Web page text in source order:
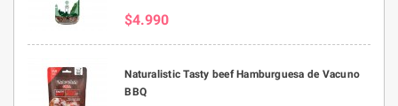
$4.990
Naturalistic Tasty beef Hamburguesa de Vacuno
BBQ